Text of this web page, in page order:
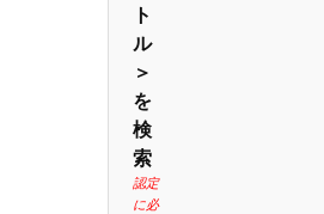
ト
ル
＞
を
検
索
認定
に必